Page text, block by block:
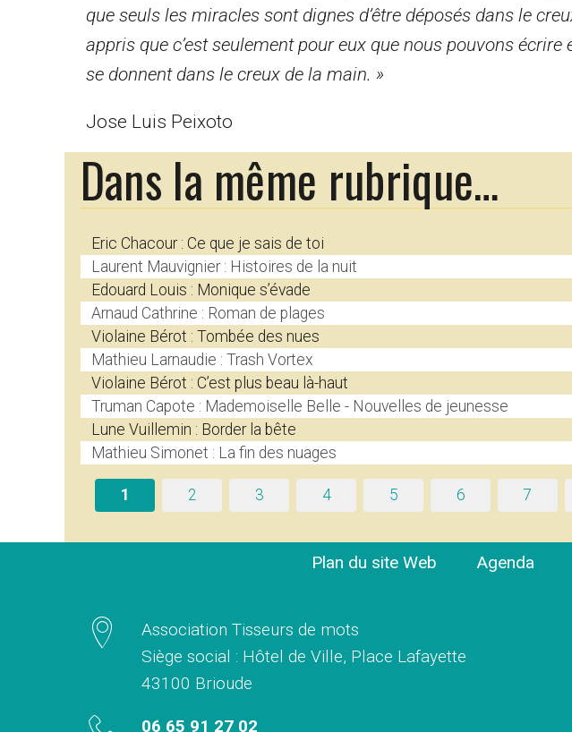
que seuls les miracles sont dignes d’être déposés dans le
appris que c’est seulement pour eux que nous pouvons
se donnent dans le creux de la main. »
Jose Luis Peixoto
Dans la même rubrique…
Eric Chacour : Ce que je sais de toi
Laurent Mauvignier : Histoires de la nuit
Edouard Louis : Monique s’évade
Arnaud Cathrine : Roman de plages
Violaine Bérot : Tombée des nues
Mathieu Larnaudie : Trash Vortex
Violaine Bérot : C’est plus beau là-haut
Truman Capote : Mademoiselle Belle - Nouvelles de jeunesse
Lune Vuillemin : Border la bête
Mathieu Simonet : La fin des nuages
1 2 3 4 5 6 7
Plan du site Web Agenda
Association Tisseurs de mots
Siège social : Hôtel de Ville, Place Lafayette
43100 Brioude
06 65 91 27 02